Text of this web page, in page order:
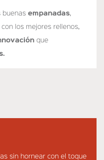
buenas empanadas,
los mejores rellenos,
que
sin hornear con el toque